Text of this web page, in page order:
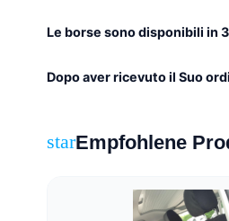
Le borse sono disponibili in
Dopo aver ricevuto il Suo
starEmpfohlene